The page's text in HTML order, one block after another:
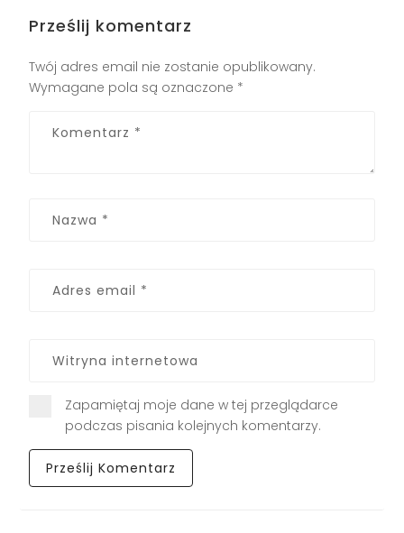
Prześlij komentarz
Twój adres email nie zostanie opublikowany.
Wymagane pola są oznaczone *
Zapamiętaj moje dane w tej przeglądarce
podczas pisania kolejnych komentarzy.